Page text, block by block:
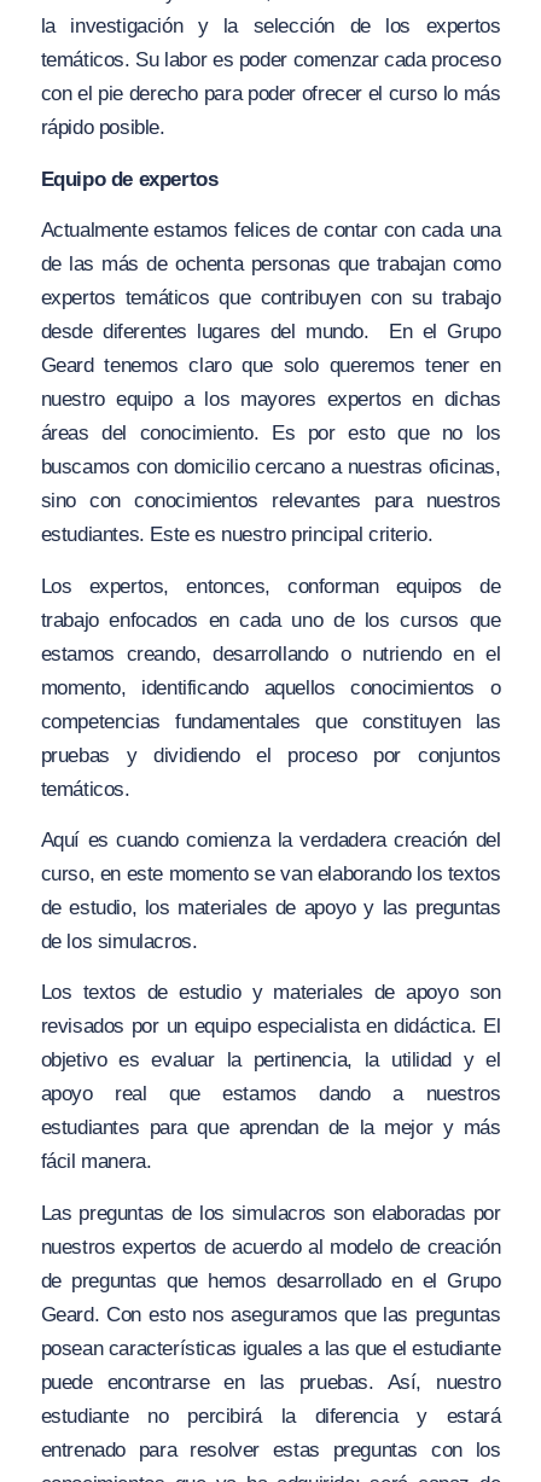
la investigación y la selección de los expertos
temáticos. Su labor es poder comenzar cada proceso
con el pie derecho para poder ofrecer el curso lo más
rápido posible.
Equipo de expertos
Actualmente estamos felices de contar con cada una
de las más de ochenta personas que trabajan como
expertos temáticos que contribuyen con su trabajo
desde diferentes lugares del mundo. En el Grupo
Geard tenemos claro que solo queremos tener en
nuestro equipo a los mayores expertos en dichas
áreas del conocimiento. Es por esto que no los
buscamos con domicilio cercano a nuestras oficinas,
sino con conocimientos relevantes para nuestros
estudiantes. Este es nuestro principal criterio.
Los expertos, entonces, conforman equipos de
trabajo enfocados en cada uno de los cursos que
estamos creando, desarrollando o nutriendo en el
momento, identificando aquellos conocimientos o
competencias fundamentales que constituyen las
pruebas y dividiendo el proceso por conjuntos
temáticos.
Aquí es cuando comienza la verdadera creación del
curso, en este momento se van elaborando los textos
de estudio, los materiales de apoyo y las preguntas
de los simulacros.
Los textos de estudio y materiales de apoyo son
revisados por un equipo especialista en didáctica. El
objetivo es evaluar la pertinencia, la utilidad y el
apoyo real que estamos dando a nuestros
estudiantes para que aprendan de la mejor y más
fácil manera.
Las preguntas de los simulacros son elaboradas por
nuestros expertos de acuerdo al modelo de creación
de preguntas que hemos desarrollado en el Grupo
Geard. Con esto nos aseguramos que las preguntas
posean características iguales a las que el estudiante
puede encontrarse en las pruebas. Así, nuestro
estudiante no percibirá la diferencia y estará
entrenado para resolver estas preguntas con los